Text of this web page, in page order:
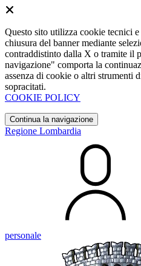
Questo sito utilizza cookie tecnici
chiusura del banner mediante
contraddistinto dalla X o tramite il
navigazione" comporta la
assenza di cookie o altri strumenti
sopracitati.
COOKIE POLICY
Continua la navigazione
Regione Lombardia
personale